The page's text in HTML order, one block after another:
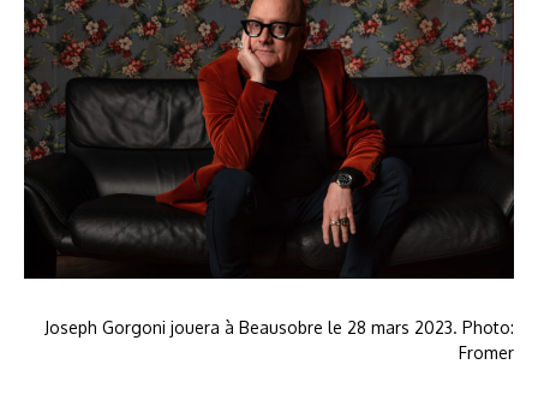
Joseph Gorgoni jouera à Beausobre le 28 mars 2023. Photo:
Fromer